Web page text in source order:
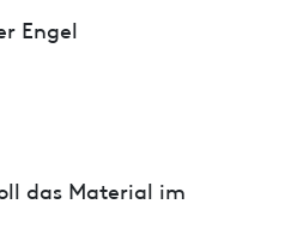
Engel
das Material im